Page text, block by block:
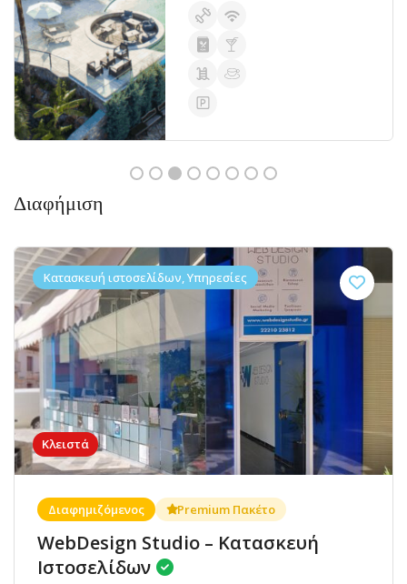
Διαφήμιση
Κλειστά
Κατασκευή ιστοσελίδων, Υπηρεσίες
Διαφημιζόμενος Premium Πακέτο
WebDesign Studio – Κατασκευή
Ιστοσελίδων